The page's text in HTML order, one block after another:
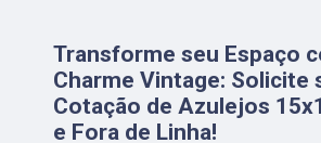
Transforme seu Espaço
Charme Vintage: Solicite
Cotação de Azulejos
e Fora de Linha!